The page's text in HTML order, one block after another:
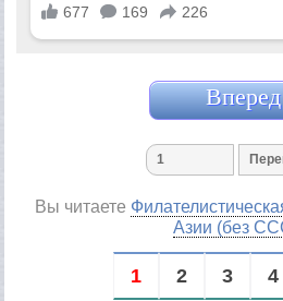
Вперед
Вы читаете
Азии (без
1 2 3 4